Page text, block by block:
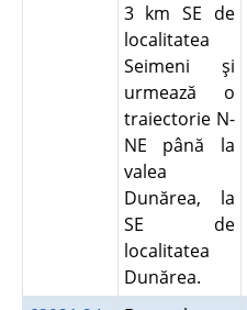
3 km SE de
localitatea
Seimeni şi
urmează o
traiectorie N-
NE până la
valea
Dunărea, la
SE de
localitatea
Dunărea.